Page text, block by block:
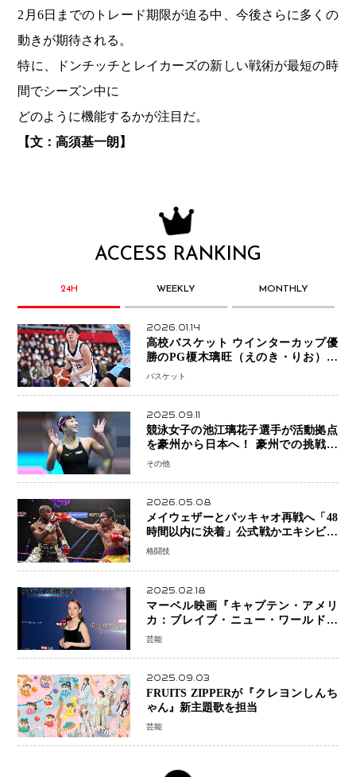
2月6日までのトレード期限が迫る中、今後さらに多くの
動きが期待される。
特に、ドンチッチとレイカーズの新しい戦術が最短の時
間でシーズン中に
どのように機能するかが注目だ。
【文：高須基一朗】
ACCESS RANKING
24H WEEKLY MONTHLY
2026.01.14
高校バスケット ウインターカップ優
勝のPG榎木璃旺（えのき・りお）が
プロの現場へ―。
バスケット
2025.09.11
競泳女子の池江璃花子選手が活動拠点
を豪州から日本へ！ 豪州での挑戦を
糧に、28年ロサンゼルス五輪へ再始動
その他
2026.05.08
メイウェザーとパッキャオ再戦へ「48
時間以内に決着」公式戦かエキシビシ
ョンか混迷続く
格闘技
2025.02.18
マーベル映画『キャプテン・アメリ
カ：ブレイブ・ニュー・ワールド』
新ブラック・ウィドウ役のシラ・ハー
芸能
2025.09.03
FRUITS ZIPPERが『クレヨンしんち
ゃん』新主題歌を担当
芸能